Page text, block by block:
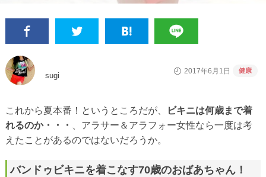
sugi
2017年6月1日 健康
これから夏本番！というところだが、
ビキニは何歳まで着
れるのか・・・
、アラサー＆アラフォー女性なら一度は考
えたことがあるのではないだろうか。
バンドゥビキニを着こなす70歳のおばあちゃん！